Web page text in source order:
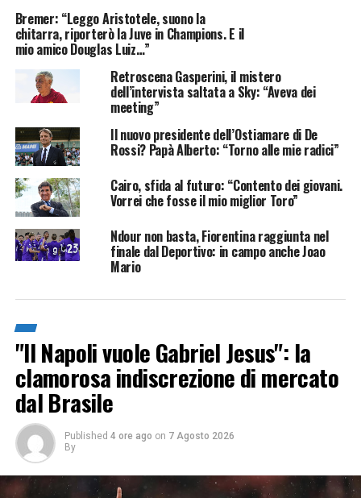
Bremer: “Leggo Aristotele, suono la
chitarra, riporterò la Juve in Champions. E il
mio amico Douglas Luiz…”
Retroscena Gasperini, il mistero
dell’intervista saltata a Sky: “Aveva dei
meeting”
Il nuovo presidente dell’Ostiamare di De
Rossi? Papà Alberto: “Torno alle mie radici”
Cairo, sfida al futuro: “Contento dei giovani.
Vorrei che fosse il mio miglior Toro”
Ndour non basta, Fiorentina raggiunta nel
finale dal Deportivo: in campo anche Joao
Mario
"Il Napoli vuole Gabriel Jesus": la
clamorosa indiscrezione di mercato
dal Brasile
Published 4 ore ago on 7 Agosto 2026
By